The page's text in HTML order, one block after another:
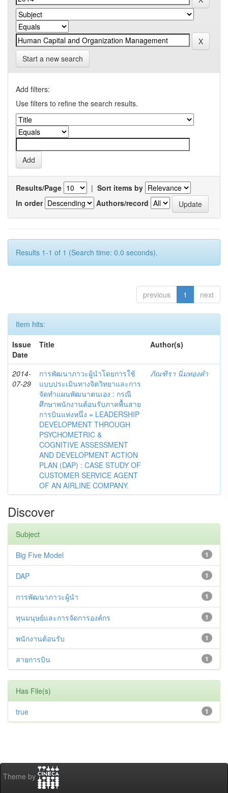
Start a new search
Add filters:
Use filters to refine the search results.
Results/Page | Sort items by
In order
Authors/record
Results 1-1 of 1 (Search time: 0.0 seconds).
previous 1 next
Item hits:
Issue
Date
Title Author(s)
2014-
07-29
การพัฒนาภาวะผู้นำโดยการใช้
แบบประเมินทางจิตวิทยาและการ
จัดทำแผนพัฒนาตนเอง : กรณี
ศึกษาพนักงานต้อนรับภาคพื้นสาย
การบินแห่งหนึ่ง = LEADERSHIP
DEVELOPMENT THROUGH
PSYCHOMETRIC &
COGNITIVE ASSESSMENT
AND DEVELOPMENT ACTION
PLAN (DAP) : CASE STUDY OF
CUSTOMER SERVICE AGENT
OF AN AIRLINE COMPANY.
ภัณฑิรา นิ่มทองคำ
Discover
Subject
1
Big Five Model
1
DAP
1
การพัฒนาภาวะผู้นำ
1
ทุนมนุษย์และการจัดการองค์กร
1
พนักงานต้อนรับ
1
สายการบิน
Has File(s)
1
true
Theme by